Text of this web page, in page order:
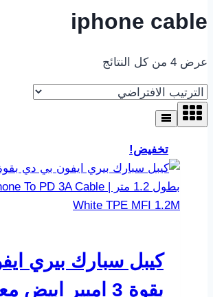
iphone cable
عرض ⁦4⁩ من كل النتائج
تخفيض!
كيبل سبارك بيري
بقوة 3 امبير